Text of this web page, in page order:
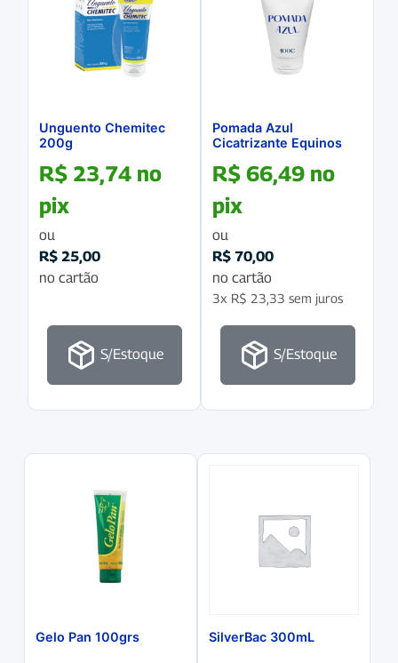
Unguento Chemitec
200g
R$ 23,74 no
pix
ou
R$ 25,00
no cartão
S/Estoque
Pomada Azul
Cicatrizante Equinos
R$ 66,49 no
pix
ou
R$ 70,00
no cartão
3x R$ 23,33 sem juros
S/Estoque
Gelo Pan 100grs SilverBac 300mL